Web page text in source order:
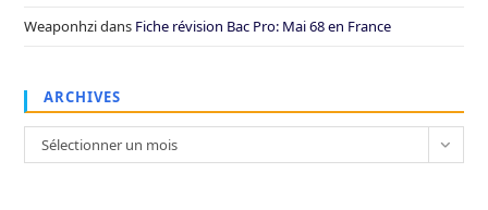
Weaponhzidans Fiche révision Bac Pro: Mai 68 en France
ARCHIVES
Archives
Sélectionner un mois